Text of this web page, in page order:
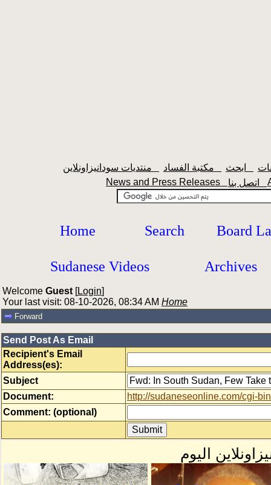
News and Press Releases
Home Search Board
Sudanese Videos Archives
Welcome Guest [Login]
Your last visit: 08-10-2026, 08:34 AM Home
Forward
Send Post As Email
Recipient's Email
Address(es):
Subject
Document:
http://sudaneseonline.com/cgi-
Comment: (optional)